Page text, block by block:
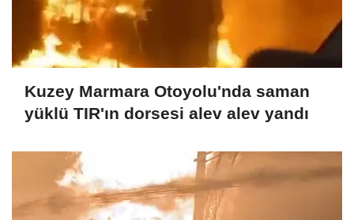
Kuzey Marmara Otoyolu'nda saman
yüklü TIR'ın dorsesi alev alev yandı